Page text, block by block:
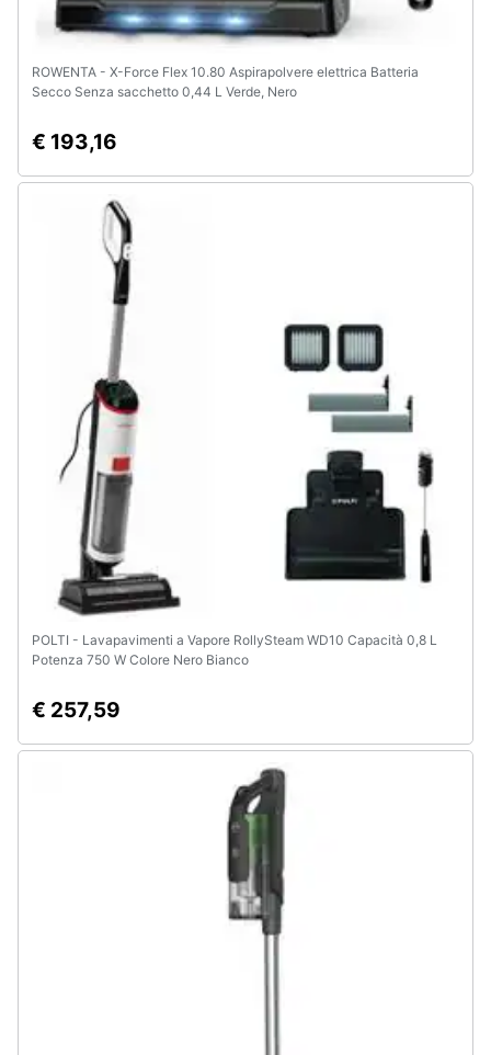
ROWENTA - X-Force Flex 10.80 Aspirapolvere elettrica Batteria
Secco Senza sacchetto 0,44 L Verde, Nero
€ 193,16
POLTI - Lavapavimenti a Vapore RollySteam WD10 Capacità 0,8 L
Potenza 750 W Colore Nero Bianco
€ 257,59